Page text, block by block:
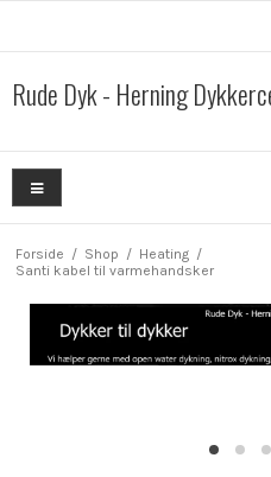
Rude Dyk - Herning
Forside / Shop / Heating /
Santi kabel til varmehandsker